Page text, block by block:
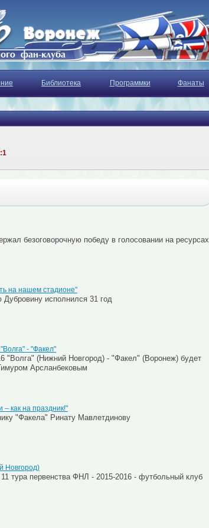
Библиотека Программки Фанаты
безоговорочную победу в голосовании на ресурсах
на нашем стадионе"
исполнился 31 год
- "Факел"
"Волга" (Нижний Новгород) - "Факел" (Воронеж) будет
Арсланбековым
как на праздник!"
"Факела" Ринату Мавлетдинову
Новгород)
тура первенства ФНЛ - 2015-2016 - футбольный клуб